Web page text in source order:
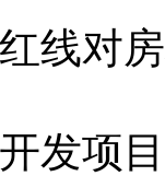
对房
项目